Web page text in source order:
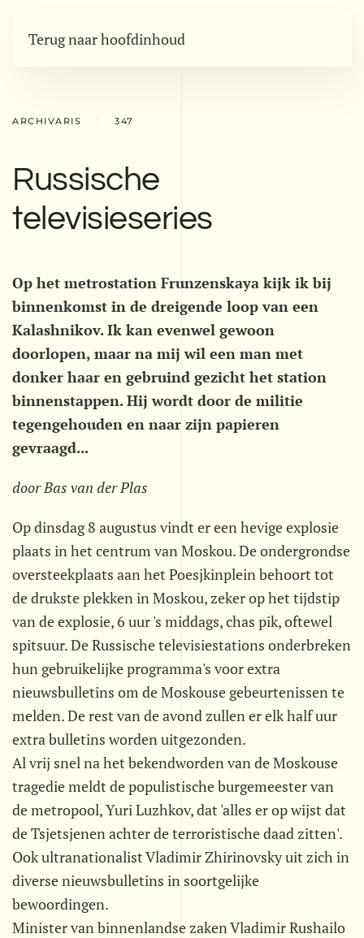
Terug naar hoofdinhoud
ARCHIVARIS 347
Russische
televisieseries
Op het metrostation Frunzenskaya kijk ik bij
binnenkomst in de dreigende loop van een
Kalashnikov. Ik kan evenwel gewoon
doorlopen, maar na mij wil een man met
donker haar en gebruind gezicht het station
binnenstappen. Hij wordt door de militie
tegengehouden en naar zijn papieren
gevraagd...
door Bas van der Plas
Op dinsdag 8 augustus vindt er een hevige explosie
plaats in het centrum van Moskou. De ondergrondse
oversteekplaats aan het Poesjkinplein behoort tot
de drukste plekken in Moskou, zeker op het tijdstip
van de explosie, 6 uur 's middags, chas pik, oftewel
spitsuur. De Russische televisiestations onderbreken
hun gebruikelijke programma's voor extra
nieuwsbulletins om de Moskouse gebeurtenissen te
melden. De rest van de avond zullen er elk half uur
extra bulletins worden uitgezonden.
Al vrij snel na het bekendworden van de Moskouse
tragedie meldt de populistische burgemeester van
de metropool, Yuri Luzhkov, dat 'alles er op wijst dat
de Tsjetsjenen achter de terroristische daad zitten'.
Ook ultranationalist Vladimir Zhirinovsky uit zich in
diverse nieuwsbulletins in soortgelijke
bewoordingen.
Minister van binnenlandse zaken Vladimir Rushailo